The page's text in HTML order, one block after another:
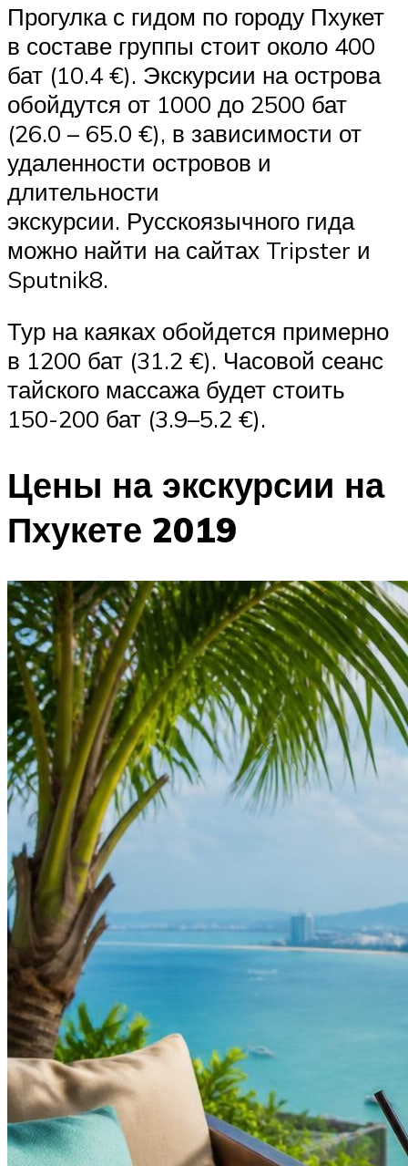
Прогулка с гидом по городу Пхукет
в составе группы стоит около 400
бат (10.4 €). Экскурсии на острова
обойдутся от 1000 до 2500 бат
(26.0 – 65.0 €), в зависимости от
удаленности островов и
длительности
экскурсии. Русскоязычного гида
можно найти на сайтах Tripster и
Sputnik8.
Тур на каяках обойдется примерно
в 1200 бат (31.2 €). Часовой сеанс
тайского массажа будет стоить
150-200 бат (3.9–5.2 €).
Цены на экскурсии на
Пхукете 2019